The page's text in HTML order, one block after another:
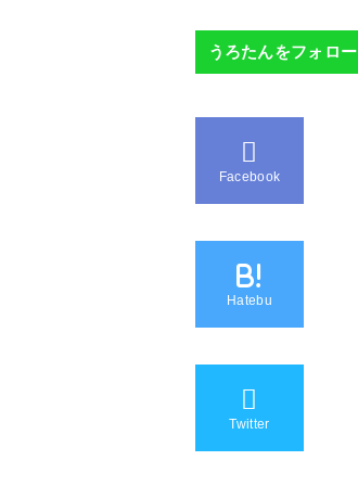
うろたんをフォロー
Facebook
B!
Hatebu
Twitter